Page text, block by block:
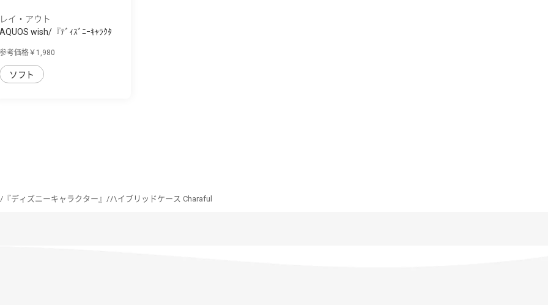
レイ・アウト
AQUOS wish/『ﾃﾞｨｽﾞﾆｰｷｬﾗｸﾀ
参考価格￥1,980
ソフト
『ディズニーキャラクター』/ハイブリッドケース Charaful